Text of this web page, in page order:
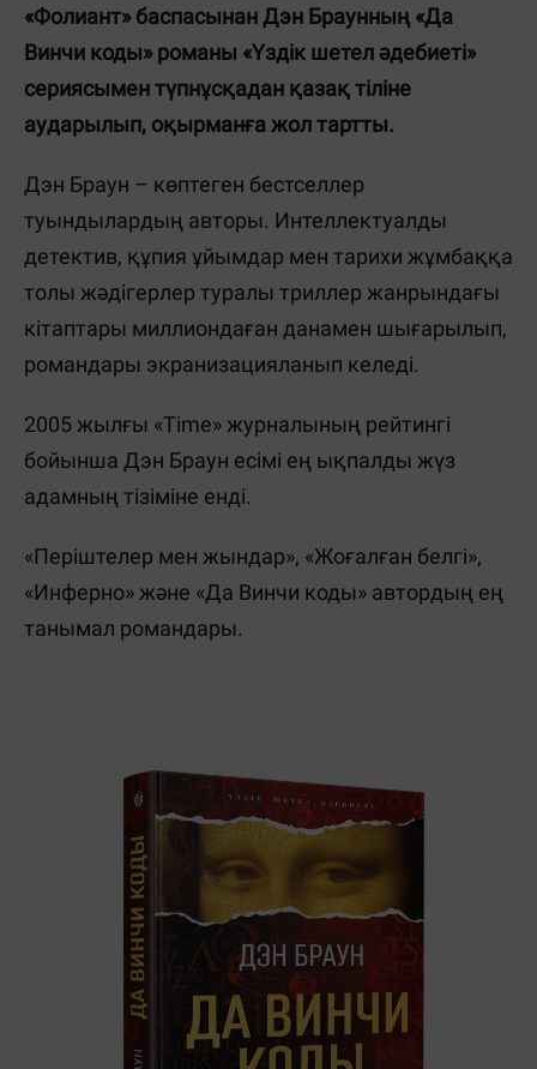
«Фолиант» баспасынан Дэн Браунның «Да
Винчи коды» романы «Үздік шетел әдебиеті»
сериясымен түпнұсқадан қазақ тіліне
аударылып, оқырманға жол тартты.
Дэн Браун – көптеген бестселлер
туындылардың авторы. Интеллектуалды
детектив, құпия ұйымдар мен тарихи жұмбаққа
толы жәдігерлер туралы триллер жанрындағы
кітаптары миллиондаған данамен шығарылып,
романдары экранизацияланып келеді.
2005 жылғы «Time» журналының рейтингі
бойынша Дэн Браун есімі ең ықпалды жүз
адамның тізіміне енді.
«Періштелер мен жындар», «Жоғалған белгі»,
«Инферно» және «Да Винчи коды» автордың ең
танымал романдары.